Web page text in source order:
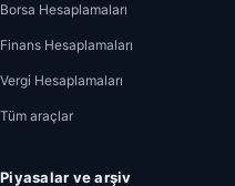
Borsa Hesaplamaları
Finans Hesaplamaları
Vergi Hesaplamaları
Tüm araçlar
Piyasalar ve arşiv